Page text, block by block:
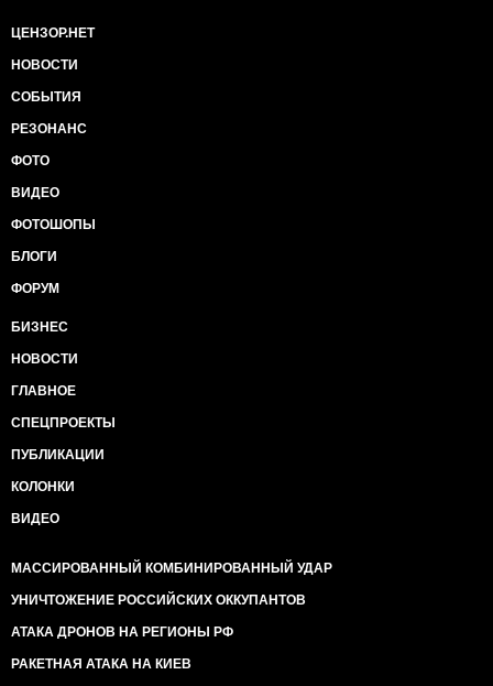
ЦЕНЗОР.НЕТ
НОВОСТИ
СОБЫТИЯ
РЕЗОНАНС
ФОТО
ВИДЕО
ФОТОШОПЫ
БЛОГИ
ФОРУМ
БИЗНЕС
НОВОСТИ
ГЛАВНОЕ
СПЕЦПРОЕКТЫ
ПУБЛИКАЦИИ
КОЛОНКИ
ВИДЕО
МАССИРОВАННЫЙ КОМБИНИРОВАННЫЙ УДАР
УНИЧТОЖЕНИЕ РОССИЙСКИХ ОККУПАНТОВ
АТАКА ДРОНОВ НА РЕГИОНЫ РФ
РАКЕТНАЯ АТАКА НА КИЕВ